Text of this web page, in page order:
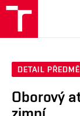
DETAIL
Oborový